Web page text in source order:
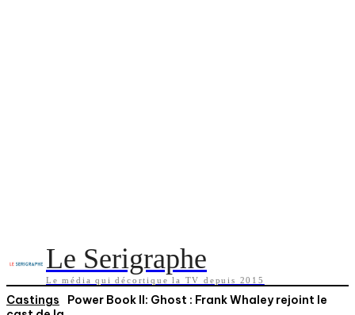
Le Serigraphe
Le média qui décortique la TV depuis 2015
Castings
Power Book II: Ghost : Frank Whaley rejoint le